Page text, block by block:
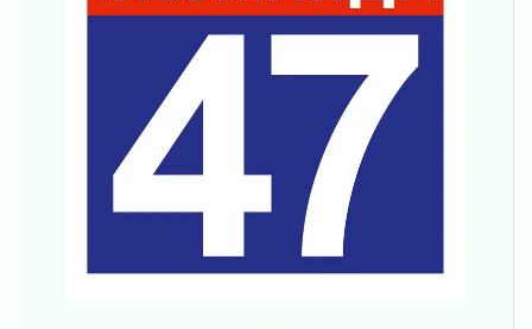
Никакого принуждения, только письменное
Без риска для здоровья и кошелька
04 августа 2026
Важная информация
04 августа 2026
Что делать со сбережениями